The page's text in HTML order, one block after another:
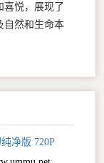
喜悦，展现了
自然和生命本
净版 720P